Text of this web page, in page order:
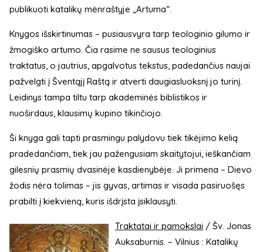
publikuoti katalikų mėnraštyje „Artuma“.
Knygos išskirtinumas – pusiausvyra tarp teologinio gilumo ir
žmogiško artumo. Čia rasime ne sausus teologinius
traktatus, o jautrius, apgalvotus tekstus, padedančius naujai
pažvelgti į Šventąjį Raštą ir atverti daugiasluoksnį jo turinį.
Leidinys tampa tiltu tarp akademinės biblistikos ir
nuoširdaus, klausimų kupino tikinčiojo.
Ši knyga gali tapti prasmingu palydovu tiek tikėjimo kelią
pradedančiam, tiek jau pažengusiam skaitytojui, ieškančiam
gilesnių prasmių dvasinėje kasdienybėje. Ji primena – Dievo
žodis nėra tolimas – jis gyvas, artimas ir visada pasiruošęs
prabilti į kiekvieną, kuris išdrįsta įsiklausyti.
Traktatai ir pamokslai / Šv. Jonas
Auksaburnis. – Vilnius : Katalikų